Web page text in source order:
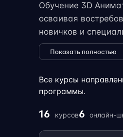
Обучение 3D
осваивая
новичков и
задания, реальные
формат занятий
Показать полностью
Все курсы
программы.
16 курсов6 онлайн-